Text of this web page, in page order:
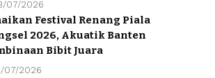
07/2026
Festival Renang Piala
2026, Akuatik Banten
Bibit Juara
07/2026